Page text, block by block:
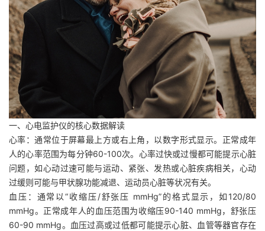
一、心电监护仪的核心数据解读
心率：通常位于屏幕最上方或右上角，以数字形式显示。正常成年
人的心率范围为每分钟60-100次。心率过快或过慢都可能提示心脏
问题，如心动过速可能与运动、紧张、发热或心脏疾病相关，心动
过缓则可能与甲状腺功能减退、运动员心脏等状况有关。
血压：通常以“收缩压/舒张压 mmHg”的格式显示，如120/80
mmHg。正常成年人的血压范围为收缩压90-140 mmHg，舒张压
60-90 mmHg。血压过高或过低都可能提示心脏、血管等器官存在